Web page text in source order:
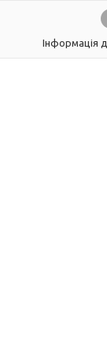
Інформація